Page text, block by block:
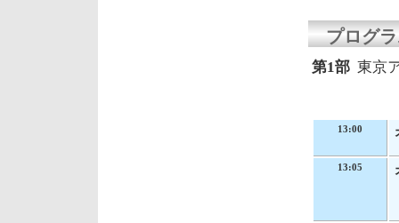
プログ
第1部 東京
13:00
13:05